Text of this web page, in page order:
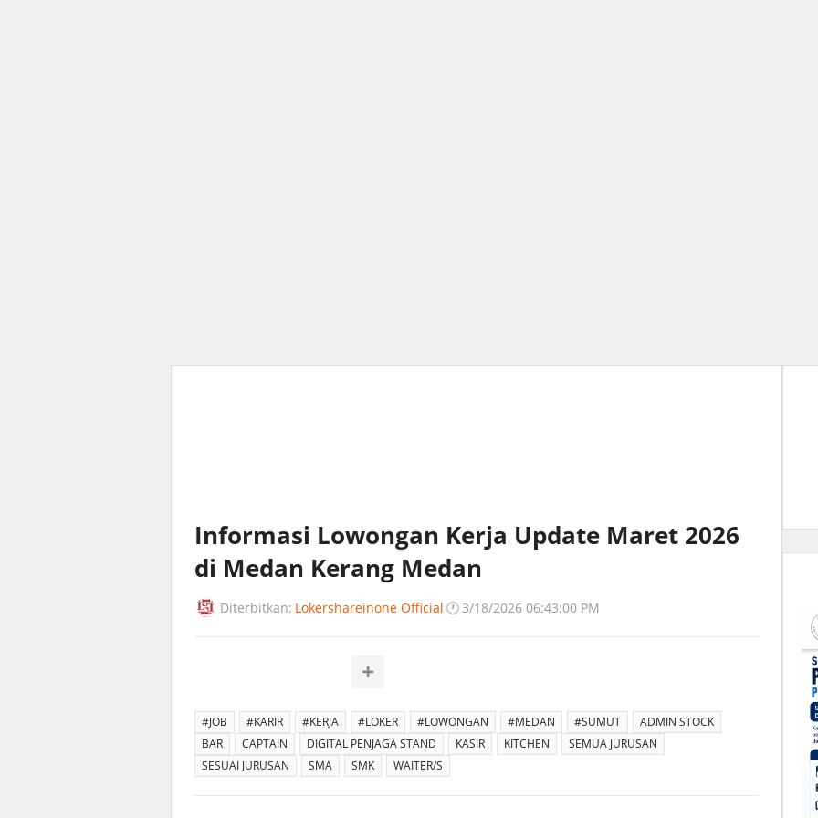
Informasi Lowongan Kerja Update Maret 2026
di Medan Kerang Medan
Diterbitkan: Lokershareinone Official 🕐 3/18/2026 06:43:00 PM
#JOB #KARIR #KERJA #LOKER #LOWONGAN #MEDAN #SUMUT
ADMIN STOCK
BAR
CAPTAIN DIGITAL PENJAGA STAND KASIR KITCHEN
SEMUA JURUSAN
SESUAI JURUSAN
SMA SMK WAITER/S